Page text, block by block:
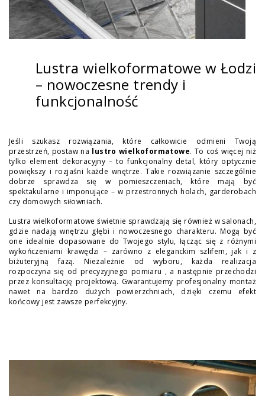
Lustra wielkoformatowe w Łodzi
– nowoczesne trendy i
funkcjonalność
Jeśli szukasz rozwiązania, które całkowicie odmieni Twoją
przestrzeń, postaw na lustro wielkoformatowe. To coś więcej niż
tylko element dekoracyjny – to funkcjonalny detal, który optycznie
powiększy i rozjaśni każde wnętrze. Takie rozwiązanie szczególnie
dobrze sprawdza się w pomieszczeniach, które mają być
spektakularne i imponujące – w przestronnych holach, garderobach
czy domowych siłowniach.
Lustra wielkoformatowe świetnie sprawdzają się również w salonach,
gdzie nadają wnętrzu głębi i nowoczesnego charakteru. Mogą być
one idealnie dopasowane do Twojego stylu, łącząc się z różnymi
wykończeniami krawędzi – zarówno z eleganckim szlifem, jak i z
biżuteryjną fazą. Niezależnie od wyboru, każda realizacja
rozpoczyna się od precyzyjnego pomiaru , a następnie przechodzi
przez konsultację projektową. Gwarantujemy profesjonalny montaż
nawet na bardzo dużych powierzchniach, dzięki czemu efekt
końcowy jest zawsze perfekcyjny.